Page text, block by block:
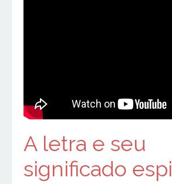
A letra e seu
significado